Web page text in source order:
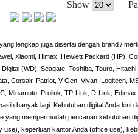
Show
lengkap juga disertai dengan brand /
Xiaomi, Himax, Hewlett Packard (HP),
(WD), Seagate, Toshiba, Touro,
Corsair, Patriot, V-Gen, Vivan, Logitech,
Minamoto, Prolink, TP-Link, D-Link,
banyak lagi. Kebutuhan digital Anda kini
yang mempermudah pencarian kebutuhan
use), keperluan kantor Anda (office use),